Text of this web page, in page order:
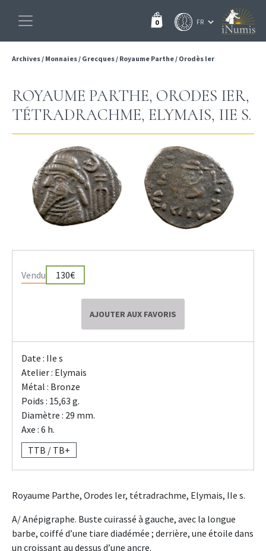
0
Archives/ Monnaies/ Grecques/ Royaume Parthe/ Orodès Ier
ROYAUME PARTHE, ORODES IER,
TÉTRADRACHME, ELYMAIS, IIE S.
Vendu 130€
AJOUTER AUX FAVORIS
Date : IIe s
Atelier : Elymais
Métal : Bronze
Poids : 15,63 g.
Diamètre : 29 mm.
Axe : 6 h.
TTB / TB+
Royaume Parthe, Orodes Ier, tétradrachme, Elymais, IIe s.
A/ Anépigraphe. Buste cuirassé à gauche, avec la longue
barbe, coiffé d’une tiare diadémée ; derrière, une étoile dans
un croissant au dessus d’une ancre.